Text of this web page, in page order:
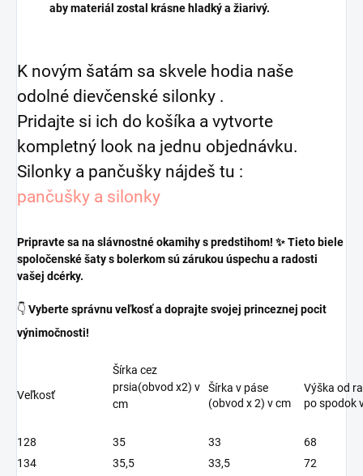
aby materiál zostal krásne hladký a žiarivý.
K novým šatám sa skvele hodia naše
odolné dievčenské silonky .
Pridajte si ich do košíka a vytvorte
kompletný look na jednu objednávku.
Silonky a pančušky nájdeš tu :
pančušky a silonky
Pripravte sa na slávnostné okamihy s predstihom! ✨ Tieto biele
spoločenské šaty s bolerkom sú zárukou úspechu a radosti
vašej dcérky.
👇 Vyberte správnu veľkosť a doprajte svojej princeznej pocit
výnimočnosti!
Veľkosť
Šírka cez
prsia(obvod x2) v
cm
Šírka v páse
(obvod x 2) v cm
Výška od
po spodok
128 35 33
68
134
35,5 33,5
72